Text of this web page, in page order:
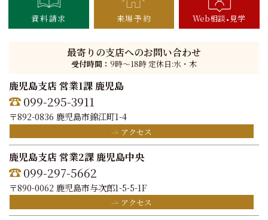
資料請求 来場予約 Web相談 見学
最寄りの支店へのお問い合わせ
受付時間： 9時〜18時 定休日:水・木
鹿児島支店 営業1課 鹿児島
099-295-3911
〒892-0836 鹿児島市錦江町1-4
アクセス
鹿児島支店 営業2課 鹿児島中央
099-297-5662
〒890-0062 鹿児島市与次郎1-5-5-1F
アクセス